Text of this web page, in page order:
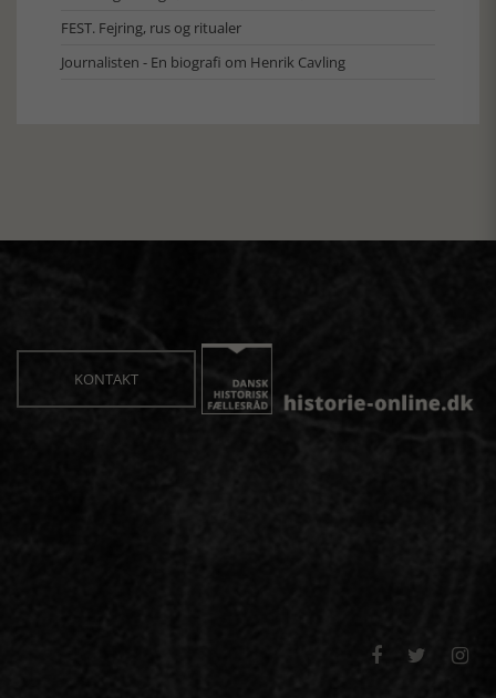
FEST. Fejring, rus og ritualer
Journalisten - En biografi om Henrik Cavling
KONTAKT
  